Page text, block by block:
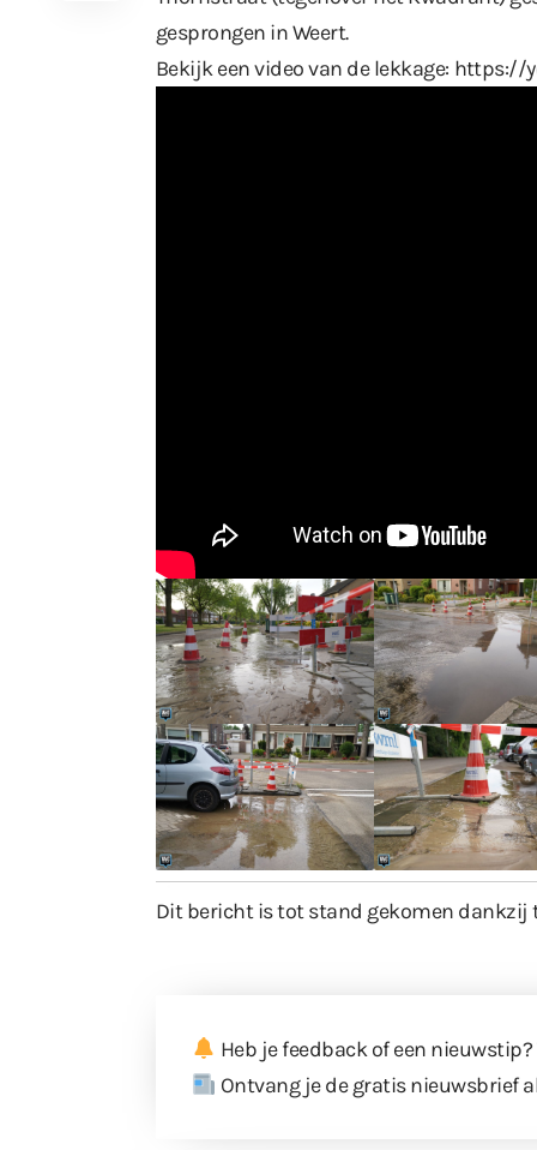
gesprongen in Weert.
Bekijk een video van de lekkage: https://
Dit bericht is tot stand gekomen dankzij
Heb je feedback of een nieuwstip?
Ontvang je de gratis nieuwsbrief